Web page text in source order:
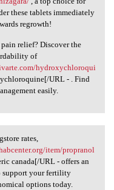
these tablets immediately
regrowth!
relief? Discover the
of
hydroxychloroqui
URL - . Find
easily.
rates,
item/propranol
canada[/URL - offers an
support your fertility
options today.